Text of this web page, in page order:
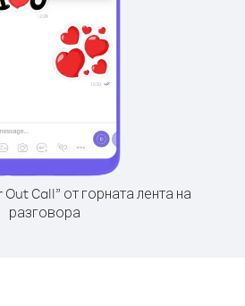
Call” от горната лента на
разговора